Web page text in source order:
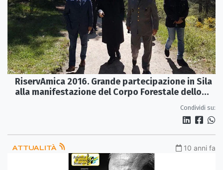
RiservAmica 2016. Grande partecipazione in Sila
alla manifestazione del Corpo Forestale dello
Condividi su:
ATTUALITÀ 10 anni fa